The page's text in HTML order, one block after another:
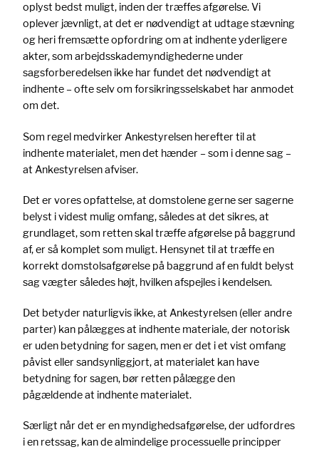
oplyst bedst muligt, inden der træffes afgørelse. Vi
oplever jævnligt, at det er nødvendigt at udtage stævning
og heri fremsætte opfordring om at indhente yderligere
akter, som arbejdsskademyndighederne under
sagsforberedelsen ikke har fundet det nødvendigt at
indhente – ofte selv om forsikringsselskabet har anmodet
om det.
Som regel medvirker Ankestyrelsen herefter til at
indhente materialet, men det hænder – som i denne sag –
at Ankestyrelsen afviser.
Det er vores opfattelse, at domstolene gerne ser sagerne
belyst i videst mulig omfang, således at det sikres, at
grundlaget, som retten skal træffe afgørelse på baggrund
af, er så komplet som muligt. Hensynet til at træffe en
korrekt domstolsafgørelse på baggrund af en fuldt belyst
sag vægter således højt, hvilken afspejles i kendelsen.
Det betyder naturligvis ikke, at Ankestyrelsen (eller andre
parter) kan pålægges at indhente materiale, der notorisk
er uden betydning for sagen, men er det i et vist omfang
påvist eller sandsynliggjort, at materialet kan have
betydning for sagen, bør retten pålægge den
pågældende at indhente materialet.
Særligt når det er en myndighedsafgørelse, der udfordres
i en retssag, kan de almindelige processuelle principper